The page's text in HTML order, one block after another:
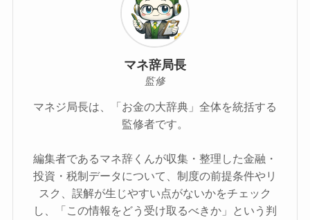
マネ辞局長
監修
マネジ局長は、「お金の大辞典」全体を統括する
監修者です。
編集者であるマネ辞くんが収集・整理した金融・
投資・税制データについて、制度の前提条件やリ
スク、誤解が生じやすい点がないかをチェック
し、「この情報をどう受け取るべきか」という判